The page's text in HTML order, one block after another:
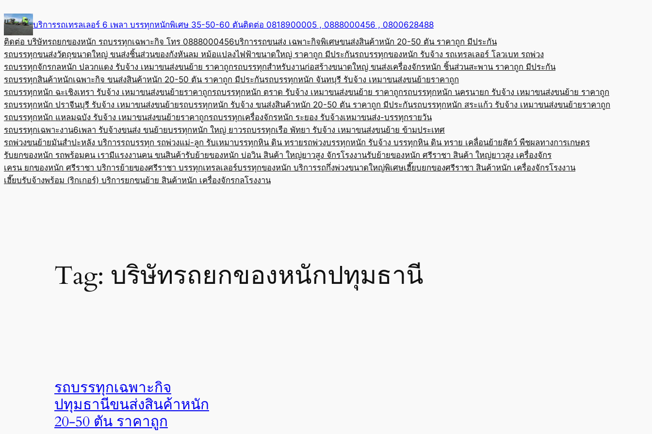
to
content
บริการรถเทรลเลอร์ 6 เพลา บรรทุกหนักพิเศษ 35-50-60 ตันติดต่อ 0818900005 , 0888000456 , 0800628488
ติดต่อ บริษัทรถยกของหนัก รถบรรทุกเฉพาะกิจ โทร 0888000456บริการรถขนส่ง เฉพาะกิจพิเศษขนส่งสินค้าหนัก 20-50 ตัน ราคาถูก มีประกัน
รถบรรทุกขนส่งวัตถุขนาดใหญ่ ขนส่งชิ้นส่วนของกังหันลม หม้อแปลงไฟฟ้าขนาดใหญ่ ราคาถูก มีประกันรถบรรทุกของหนัก รับจ้าง รถเทรลเลอร์ โลวเบท รถพ่วง
รถบรรทุกจักรกลหนัก ปลวกแดง รับจ้าง เหมาขนส่งขนย้าย ราคาถูกรถบรรทุกสำหรับงานก่อสร้างขนาดใหญ่ ขนส่งเครื่องจักรหนัก ชิ้นส่วนสะพาน ราคาถูก มีประกัน
รถบรรทุกสินค้าหนักเฉพาะกิจ ขนส่งสินค้าหนัก 20-50 ตัน ราคาถูก มีประกันรถบรรทุกหนัก จันทบุรี รับจ้าง เหมาขนส่งขนย้ายราคาถูก
รถบรรทุกหนัก ฉะเชิงเทรา รับจ้าง เหมาขนส่งขนย้ายราคาถูกรถบรรทุกหนัก ตราด รับจ้าง เหมาขนส่งขนย้าย ราคาถูกรถบรรทุกหนัก นครนายก รับจ้าง เหมาขนส่งขนย้าย ราคาถูก
รถบรรทุกหนัก ปราจีนบุรี รับจ้าง เหมาขนส่งขนย้ายรถบรรทุกหนัก รับจ้าง ขนส่งสินค้าหนัก 20-50 ตัน ราคาถูก มีประกันรถบรรทุกหนัก สระแก้ว รับจ้าง เหมาขนส่งขนย้ายราคาถูก
รถบรรทุกหนัก แหลมฉบัง รับจ้าง เหมาขนส่งขนย้ายราคาถูกรถบรรทุกเครื่องจักรหนัก ระยอง รับจ้างเหมาขนส่ง-บรรทุกรายวัน
รถบรรทุกเฉพาะงาน6เพลา รับจ้างขนส่ง ขนย้ายบรรทุกหนัก ใหญ่ ยาวรถบรรทุกเรือ พัทยา รับจ้าง เหมาขนส่งขนย้าย ข้ามประเทศ
รถพ่วงขนย้ายมันสำปะหลัง บริการรถบรรทุก รถพ่วงแม่-ลูก รับเหมาบรรทุกหิน ดิน ทรายรถพ่วงบรรทุกหนัก รับจ้าง บรรทุกหิน ดิน ทราย เคลื่อนย้ายสัตว์ พืชผลทางการเกษตร
รับยกของหนัก รถพร้อมคน เรามีแรงงานคน ขนสินค้ารับย้ายของหนัก บ่อวิน สินค้า ใหญ่ยาวสูง จักรโรงงานรับย้ายของหนัก ศรีราชา สินค้า ใหญ่ยาวสูง เครื่องจักร
เครน ยกของหนัก ศรีราชา บริการย้ายของศรีราชา บรรทุกเทรลเลอร์บรรทุกของหนัก บริการรถกึ่งพ่วงขนาดใหญ่พิเศษเฮี๊ยบยกของศรีราชา สินค้าหนัก เครื่องจักรโรงงาน
เฮี๊ยบรับจ้างพร้อม (ริกเกอร์) บริการยกขนย้าย สินค้าหนัก เครื่องจักรกลโรงงาน
Tag: บริษัทรถยกของหนักปทุมธานี
รถบรรทุกเฉพาะกิจ
ปทุมธานีขนส่งสินค้าหนัก
20-50 ตัน ราคาถูก